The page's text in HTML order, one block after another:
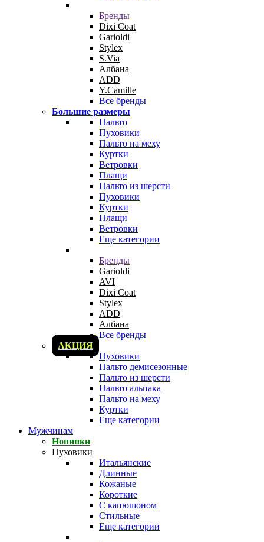
Бренды
Dixi Coat
Garioldi
Stylex
S.Via
Албана
ADD
Y.Camille
Все бренды
Большие размеры
Пальто
Пуховики
Пальто на меху
Куртки
Ветровки
Плащи
Пальто из шерсти
Пуховики
Куртки
Плащи
Ветровки
Еще категории
Бренды
Garioldi
AVI
Dixi Coat
Stylex
ADD
Албана
Все бренды
АКЦИЯ
Пуховики
Пальто демисезонные
Пальто из шерсти
Пальто альпака
Пальто на меху
Куртки
Еще категории
Мужчинам
Новинки
Пуховики
Итальянские
Длинные
Кожаные
Короткие
С капюшоном
Стильные
Еще категории